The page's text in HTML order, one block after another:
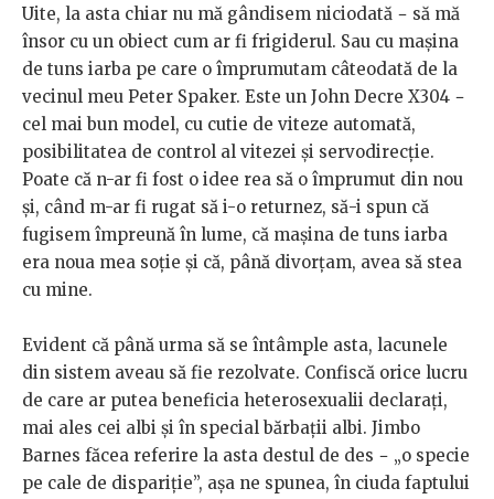
Uite, la asta chiar nu mă gândisem niciodată − să mă
însor cu un obiect cum ar fi frigiderul. Sau cu mașina
de tuns iarba pe care o împrumutam câteodată de la
vecinul meu Peter Spaker. Este un John Decre X304 −
cel mai bun model, cu cutie de viteze automată,
posibilitatea de control al vitezei și servodirecție.
Poate că n-ar fi fost o idee rea să o împrumut din nou
și, când m-ar fi rugat să i-o returnez, să-i spun că
fugisem împreună în lume, că mașina de tuns iarba
era noua mea soție și că, până divorțam, avea să stea
cu mine.
Evident că până urma să se întâmple asta, lacunele
din sistem aveau să fie rezolvate. Confiscă orice lucru
de care ar putea beneficia heterosexualii declarați,
mai ales cei albi și în special bărbații albi. Jimbo
Barnes făcea referire la asta destul de des − „o specie
pe cale de dispariție”, așa ne spunea, în ciuda faptului